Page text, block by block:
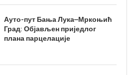
Ауто-пут Бања Лука–Мркоњић
Град: Објављен приједлог
плана парцелације